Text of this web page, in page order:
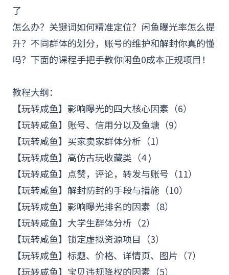
了
怎么办？关键词如何精准定位？闲鱼曝光率怎么提
升？不同群体的划分， 账号的维护和解封你真的懂
吗？下面的课程手把手教你闲鱼0成本正规项目！
教程大纲：
【玩转咸鱼】影响曝光的四大核心因素（6）
【玩转咸鱼】账号、信用分以及鱼塘（9）
【玩转咸鱼】买家卖家群体分析（1）
【玩转咸鱼】高仿古玩收藏类（4 )
【玩转咸鱼】点赞，评论，转发与账号（11）
【玩转咸鱼】解封防封的手段与措施（10）
【玩转咸鱼】影响曝光排名的因素（8）
【玩转咸鱼】大学生群体分析（2）
【玩转咸鱼】锁定虚拟资源项目（3）
【玩转咸鱼】 标题、价格、详情页、图片（7）
【玩转咸鱼】宝贝违规降权的因素（5）